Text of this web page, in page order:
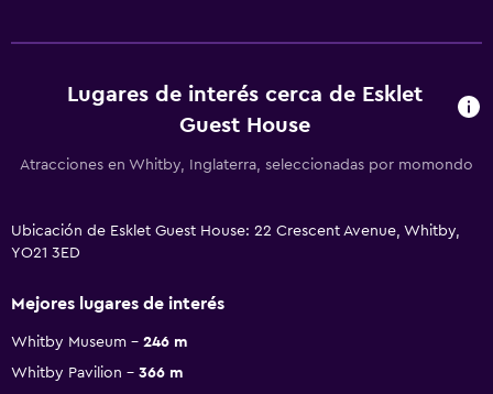
Lugares de interés cerca de Esklet
Guest House
Atracciones en Whitby, Inglaterra, seleccionadas por momondo
Ubicación de Esklet Guest House: 22 Crescent Avenue, Whitby,
YO21 3ED
Mejores lugares de interés
Whitby Museum
246 m
Whitby Pavilion
366 m